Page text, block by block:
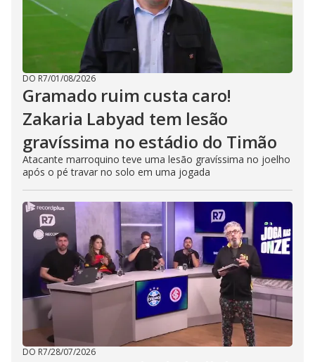
DO R7/01/08/2026
Gramado ruim custa caro!
Zakaria Labyad tem lesão
gravíssima no estádio do Timão
Atacante marroquino teve uma lesão gravíssima no joelho
após o pé travar no solo em uma jogada
DO R7/28/07/2026